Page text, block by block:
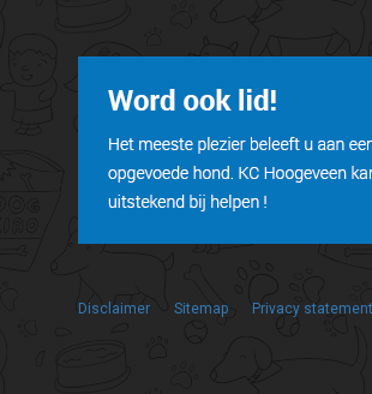
Disclaimer Sitemap Privacy statement